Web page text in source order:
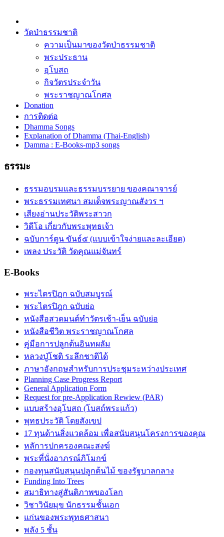
วัดป่าธรรมชาติ
ความเป็นมาของวัดป่าธรรมชาติ
พระประธาน
อุโบสถ
กิจวัตรประจำวัน
พระราชญาณโกศล
Donation
การติดต่อ
Dhamma Songs
Explanation of Dhamma (Thai-English)
Damma : E-Books-mp3 songs
ธรรมะ
ธรรมอบรมและธรรมบรรยาย ของคณาจารย์
พระธรรมเทศนา สมเด็จพระญาณสังวร ฯ
เสียงอ่านประวัติพระสาวก
วิดีโอ เกี่ยวกับพระพุทธเจ้า
ฉบับการ์ตูน ขันธ์๕ (แบบเข้าใจง่ายและละเอียด)
เพลง ประวัติ วัดคุณแม่จันทร์
E-Books
พระไตรปิฎก ฉบับสมบูรณ์
พระไตรปิฎก ฉบับย่อ
หนังสือสวดมนต์ทำวัตรเช้า-เย็น ฉบับย่อ
หนังสือชีวิต พระราชญาณโกศล
คู่มือการปลูกต้นอินทผลัม
หลวงปู่โชติ ระลึกชาติได้
ภาษาอังกฤษสำหรับการประชุมระหว่างประเทศ
Planning Case Progress Report
General Application Form
Request for pre-Application Rewiew (PAR)
แบบสร้างอุโบสถ (โบสถ์พระแก้ว)
พุทธประวัติ โดยสังเขป
17 ทุนด้านสิ่งแวดล้อม เพื่อสนับสนุนโครงการของคุณ
หลัการปกครองคณะสงฆ์
พระที่นั่งอาภรณ์ภิโมกข์
กองทุนสนับสนุนปลูกต้นไม้ ของรัฐบาลกลาง
Funding Into Trees
สมาธิทางสู่สันติภาพของโลก
วิชาวินัยมุข นักธรรมชั้นเอก
แก่นของพระพุทธศาสนา
พลัง 5 ชั้น